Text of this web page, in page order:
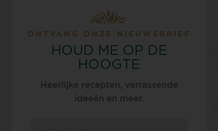
ONTVANG ONZE NIEUWSBRIEF
HOUD ME OP DE
HOOGTE
Heerlijke recepten, verrassende
ideeën en meer.